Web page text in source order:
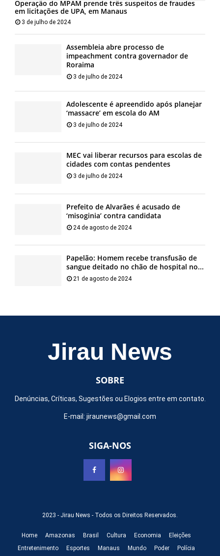
Operação do MPAM prende três suspeitos de fraudes
em licitações de UPA, em Manaus
3 de julho de 2024
Assembleia abre processo de
impeachment contra governador de
Roraima
3 de julho de 2024
Adolescente é apreendido após planejar
‘massacre’ em escola do AM
3 de julho de 2024
MEC vai liberar recursos para escolas de
cidades com contas pendentes
3 de julho de 2024
Prefeito de Alvarães é acusado de
‘misoginia’ contra candidata
24 de agosto de 2024
Papelão: Homem recebe transfusão de
sangue deitado no chão de hospital no...
21 de agosto de 2024
Jirau News
SOBRE
Denúncias, Críticas, Sugestões ou Elogios entre em contato.
E-mail: jiraunews@gmail.com
SIGA-NOS
2023 - Jirau News - Todos os Direitos Reservados.
Home Amazonas Brasil Cultura Economia
Eleições
Entretenimento
Esportes Manaus Mundo Poder Polícia